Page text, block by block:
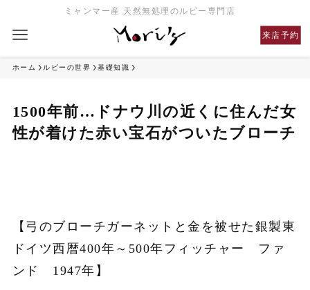
ミャンマー産 天然無処理のルビー専門店
来店予約
ホーム ルビーの世界 基礎知識
1500年前…ドナウ川の近くに住んだ女
性が着けた赤い宝石がついたブローチ
【弓のブローチガーネットと金を被せた銀製東
ドイツ西暦400年～500年フィッチャー ファ
ンド 1947年】